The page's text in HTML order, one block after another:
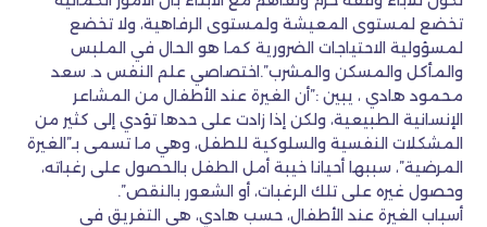
تخضع لمستوى المعيشة ولمستوى الرفاهية، ولا تخضع
لمسؤولية الاحتياجات الضرورية كما هو الحال في الملبس
والمأكل والمسكن والمشرب”.اختصاصي علم النفس د. سعد
محمود هادي ، يبين :”أن الغيرة عند الأطفال من المشاعر
الإنسانية الطبيعية، ولكن إذا زادت على حدها تؤدي إلى كثير من
المشكلات النفسية والسلوكية للطفل، وهي ما تسمى بـ”الغيرة
المرضية”، سببها أحيانا خيبة أمل الطفل بالحصول على رغباته،
وحصول غيره على تلك الرغبات، أو الشعور بالنقص”.
أسباب الغيرة عند الأطفال، حسب هادي، هي التفريق في